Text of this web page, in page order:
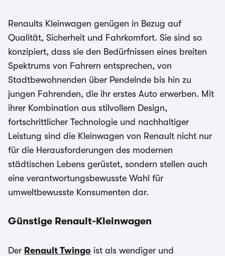
Renaults Kleinwagen genügen in Bezug auf
Qualität, Sicherheit und Fahrkomfort. Sie sind so
konzipiert, dass sie den Bedürfnissen eines breiten
Spektrums von Fahrern entsprechen, von
Stadtbewohnenden über Pendelnde bis hin zu
jungen Fahrenden, die ihr erstes Auto erwerben. Mit
ihrer Kombination aus stilvollem Design,
fortschrittlicher Technologie und nachhaltiger
Leistung sind die Kleinwagen von Renault nicht nur
für die Herausforderungen des modernen
städtischen Lebens gerüstet, sondern stellen auch
eine verantwortungsbewusste Wahl für
umweltbewusste Konsumenten dar.
Günstige Renault-Kleinwagen
Der Renault Twingo ist als wendiger und